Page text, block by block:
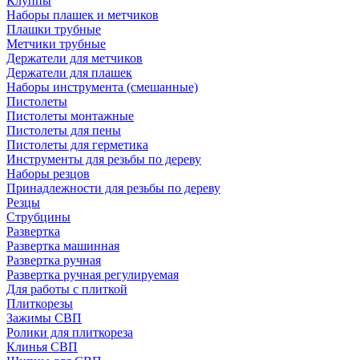
Наборы плашек и метчиков
Плашки трубные
Метчики трубные
Держатели для метчиков
Держатели для плашек
Наборы инструмента (смешанные)
Пистолеты
Пистолеты монтажные
Пистолеты для пены
Пистолеты для герметика
Инструменты для резьбы по дереву
Наборы резцов
Принадлежности для резьбы по дереву
Резцы
Струбцины
Развертка
Развертка машинная
Развертка ручная
Развертка ручная регулируемая
Для работы с плиткой
Плиткорезы
Зажимы СВП
Ролики для плиткореза
Клинья СВП